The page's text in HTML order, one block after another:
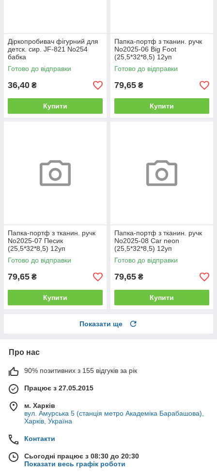
Діркопробивач фігурний для
детск. сир. JF-821 No254
бабка
Готово до відправки
36,40 ₴
Купити
Папка-портф з тканин. ручк
No2025-06 Big Foot
(25,5*32*8,5) 12уп
Готово до відправки
79,65 ₴
Купити
Папка-портф з тканин. ручк
No2025-07 Песик
(25,5*32*8,5) 12уп
Готово до відправки
79,65 ₴
Купити
Папка-портф з тканин. ручк
No2025-08 Car neon
(25,5*32*8,5) 12уп
Готово до відправки
79,65 ₴
Купити
Показати ще
Про нас
90% позитивних з 155 відгуків за рік
Працює з 27.05.2015
м. Харків
вул. Амурська 5 (станція метро Академіка Барабашова),
Харків, Україна
Контакти
Сьогодні працює з 08:30 до 20:30
Показати весь графік роботи